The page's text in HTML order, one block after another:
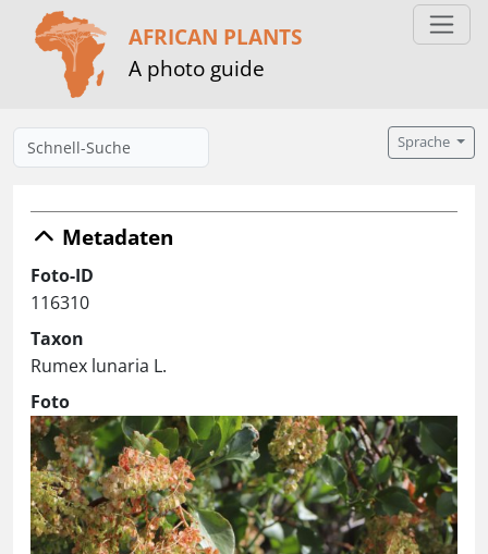
AFRICAN PLANTS
A photo guide
Sprache
Metadaten
Foto-ID
116310
Taxon
Rumex lunaria L.
Foto